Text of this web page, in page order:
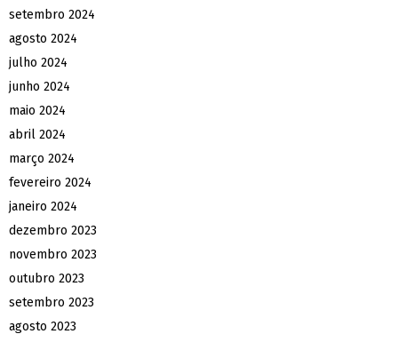
setembro 2024
agosto 2024
julho 2024
junho 2024
maio 2024
abril 2024
março 2024
fevereiro 2024
janeiro 2024
dezembro 2023
novembro 2023
outubro 2023
setembro 2023
agosto 2023